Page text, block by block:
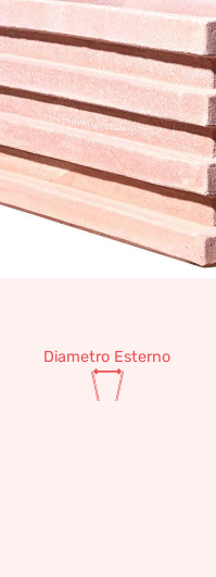
Diametro Esterno